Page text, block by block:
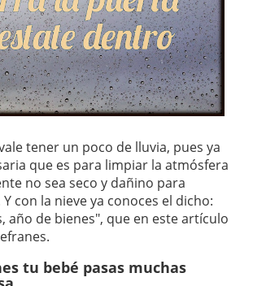
tener un poco de lluvia, pues ya
que es para limpiar la atmósfera
no sea seco y dañino para
con la nieve ya conoces el dicho:
año de bienes", que en este artículo
tu bebé pasas muchas